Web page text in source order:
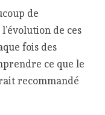
de
de ces
fois des
ce que le
recommandé